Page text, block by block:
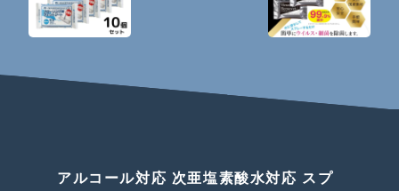
アルコール対応 次亜塩素酸水対応 スプ